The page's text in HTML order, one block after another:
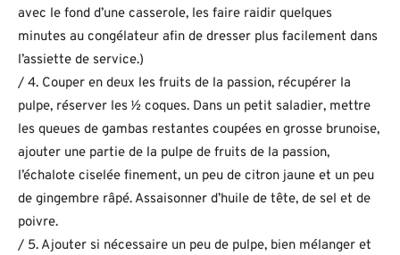
avec le fond d’une casserole, les faire raidir quelques
minutes au congélateur afin de dresser plus facilement dans
l’assiette de service.)
/ 4. Couper en deux les fruits de la passion, récupérer la
pulpe, réserver les ½ coques. Dans un petit saladier, mettre
les queues de gambas restantes coupées en grosse brunoise,
ajouter une partie de la pulpe de fruits de la passion,
l’échalote ciselée finement, un peu de citron jaune et un peu
de gingembre râpé. Assaisonner d’huile de tête, de sel et de
poivre.
/ 5. Ajouter si nécessaire un peu de pulpe, bien mélanger et